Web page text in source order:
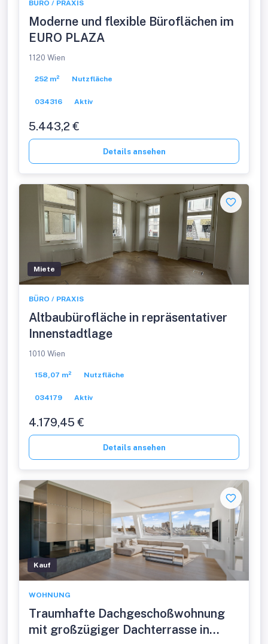
BÜRO / PRAXIS
Moderne und flexible Büroflächen im
EURO PLAZA
1120 Wien
252 m² Nutzfläche
034316 Aktiv
5.443,2 €
Details ansehen
Miete
BÜRO / PRAXIS
Altbaubürofläche in repräsentativer
Innenstadtlage
1010 Wien
158,07 m² Nutzfläche
034179 Aktiv
4.179,45 €
Details ansehen
Kauf
WOHNUNG
Traumhafte Dachgeschoßwohnung
mit großzügiger Dachterrasse in